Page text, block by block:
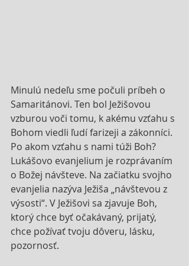
Minulú nedeľu sme počuli príbeh o
Samaritánovi. Ten bol Ježišovou
vzburou voči tomu, k akému vzťahu s
Bohom viedli ľudí farizeji a zákonníci.
Po akom vzťahu s nami túži Boh?
Lukášovo evanjelium je rozprávaním
o Božej návšteve. Na začiatku svojho
evanjelia nazýva Ježiša „návštevou z
výsosti“. V Ježišovi sa zjavuje Boh,
ktorý chce byť očakávaný, prijatý,
chce požívať tvoju dôveru, lásku,
pozornosť.